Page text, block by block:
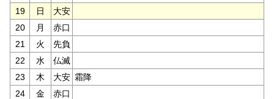
19
日
大安
20
月
赤口
21
火
先負
22
水
仏滅
23
木 大安 霜降
24
金
赤口